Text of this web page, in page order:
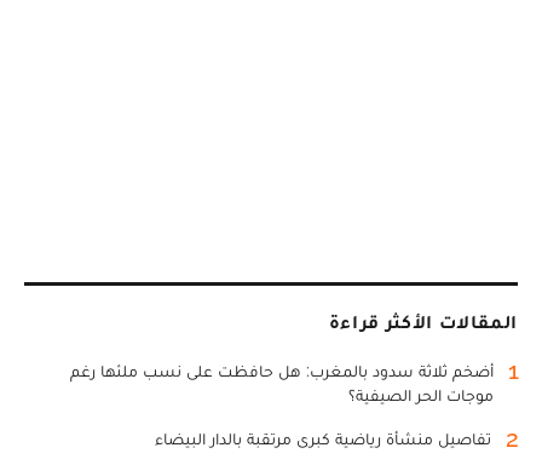
المقالات الأكثر قراءة
1
أضخم ثلاثة سدود بالمغرب: هل حافظت على نسب ملئها رغم
موجات الحر الصيفية؟
2 تفاصيل منشأة رياضية كبرى مرتقبة بالدار البيضاء